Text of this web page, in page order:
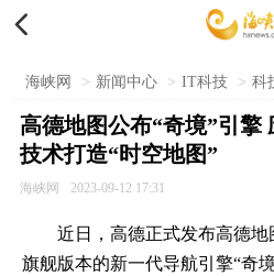

海峡网 > 新闻中心 > IT科技 > 科
高德地图公布“奇境”引擎
技术打造“时空地图”
海峡网 2023-09-12 17:31
近日，高德正式发布高德
旗舰版本的新一代导航引擎“奇境